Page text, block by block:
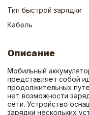
Тип быстрой зарядки
Кабель
Описание
Мобильный
представляет собой
продолжительных
нет возможности
сети. Устройство
зарядки нескольких